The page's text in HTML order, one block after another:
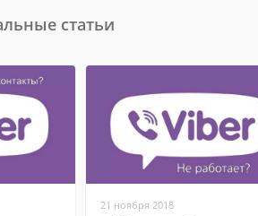
статьи
21 ноября 2018